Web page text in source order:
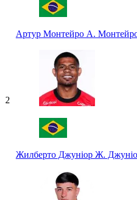
Артур Монтейро А.
2
Жилберто Джуніор Ж.